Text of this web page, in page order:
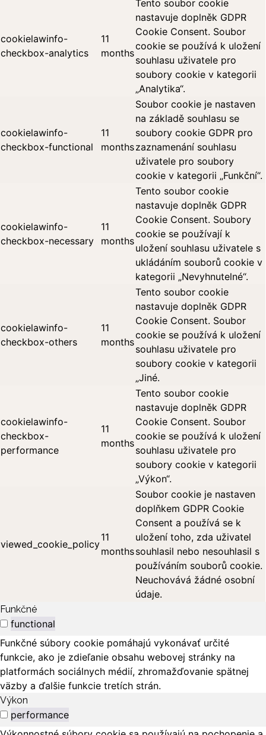
cookielawinfo-
checkbox-analytics
11
months
Tento soubor cookie
nastavuje doplněk GDPR
Cookie Consent. Soubor
cookie se používá k uložení
souhlasu uživatele pro
soubory cookie v kategorii
„Analytika“.
cookielawinfo-
checkbox-functional
11
months
Soubor cookie je nastaven
na základě souhlasu se
soubory cookie GDPR pro
zaznamenání souhlasu
uživatele pro soubory
cookie v kategorii „Funkční“.
cookielawinfo-
checkbox-necessary
11
months
Tento soubor cookie
nastavuje doplněk GDPR
Cookie Consent. Soubory
cookie se používají k
uložení souhlasu uživatele s
ukládáním souborů cookie v
kategorii „Nevyhnutelné“.
cookielawinfo-
checkbox-others
11
months
Tento soubor cookie
nastavuje doplněk GDPR
Cookie Consent. Soubor
cookie se používá k uložení
souhlasu uživatele pro
soubory cookie v kategorii
„Jiné.
cookielawinfo-
checkbox-
performance
11
months
Tento soubor cookie
nastavuje doplněk GDPR
Cookie Consent. Soubor
cookie se používá k uložení
souhlasu uživatele pro
soubory cookie v kategorii
„Výkon“.
viewed_cookie_policy
11
months
Soubor cookie je nastaven
doplňkem GDPR Cookie
Consent a používá se k
uložení toho, zda uživatel
souhlasil nebo nesouhlasil s
používáním souborů cookie.
Neuchovává žádné osobní
údaje.
Funkčné
functional
Funkčné súbory cookie pomáhajú vykonávať určité
funkcie, ako je zdieľanie obsahu webovej stránky na
platformách sociálnych médií, zhromažďovanie spätnej
väzby a ďalšie funkcie tretích strán.
Výkon
performance